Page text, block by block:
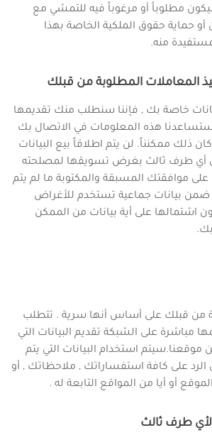
مطلوباً أو مرغوباً فيه للتمشي مع
أو حماية حقوق الملكية الخاصة بهذا
منه.
المعاملات المطلوبة من قبلك
خاصة بك , فإننا سنطلب منك تقديمها
هذه المعلومات في الاتصال بك
ذلك ممكنناً. لن يتم اطلاقاً بيع البيانات
أي طرف ثالث بغرض تسويقها لمصلحته
موافقتك المسبقة والمكتوبة ما لم يتم
بيانات جماعية تستخدم للأغراض
اشتمالها على أية بيانات من الممكن
من قبلك على أساس أنها سرية . تتطلب
مباشرة على الشبكة تقديم البيانات التي
استخدام البيانات التي يتم
على كافة استفساراتك , ملاحظاتك , أو
أو أيا من المواقع التابعة له .
طرف ثالث